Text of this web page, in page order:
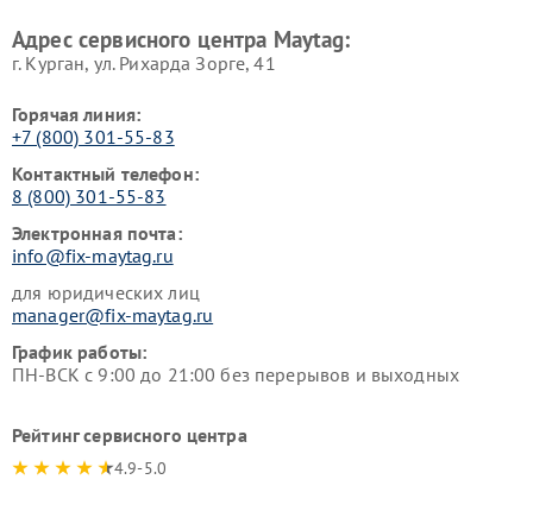
Адрес сервисного центра Maytag:
г. Курган, ул. Рихарда Зорге, 41
Горячая линия:
+7 (800) 301-55-83
Контактный телефон:
8 (800) 301-55-83
Электронная почта:
info@fix-maytag.ru
для юридических лиц
manager@fix-maytag.ru
График работы:
ПН-ВСК с 9:00 до 21:00 без перерывов и выходных
Рейтинг сервисного центра
4.9-5.0